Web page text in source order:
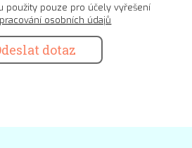
použity pouze pro účely vyřešení
osobních údajů
dotaz